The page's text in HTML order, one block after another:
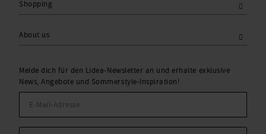
Shopping
About us
Melde dich für den Lidea-Newsletter an und erhalte exklusive
News, Angebote und Sommerstyle-Inspiration!